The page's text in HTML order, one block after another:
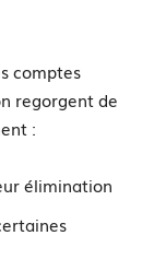
comptes
regorgent de
:
élimination